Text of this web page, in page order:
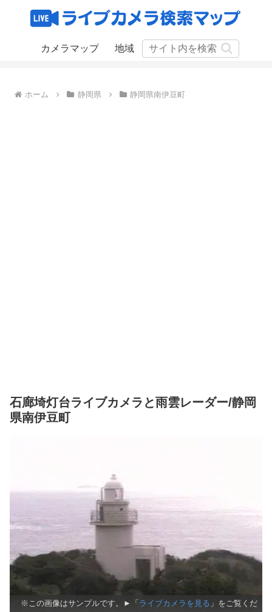
カメラマップ 地域
ホーム 静岡県 静岡県南伊豆町
石廊埼灯台ライブカメラと雨雲レーダー/静岡
県南伊豆町
※この画像はサンプルです。►「 ライブカメラを見る 」をご覧くだ